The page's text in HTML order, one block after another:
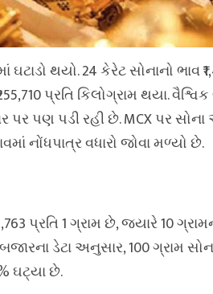
થયો. 24 કેરેટ સોનાનો ભાવ
પ્રતિ કિલોગ્રામ થયા.
પણ પડી રહી છે. MCX પર સોના
નોંધપાત્ર વધારો જોવા મળ્યો છે.
પ્રતિ 1 ગ્રામ છે, જ્યારે 10
ડેટા અનુસાર, 100 ગ્રામ
ઘટ્યા છે.